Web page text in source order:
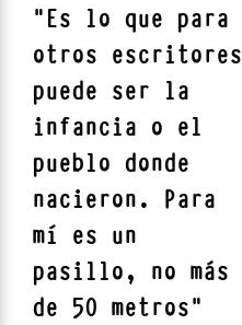
"Es lo que para
otros escritores
puede ser la
infancia o el
pueblo donde
nacieron. Para
mí es un
pasillo, no más
de 50 metros"